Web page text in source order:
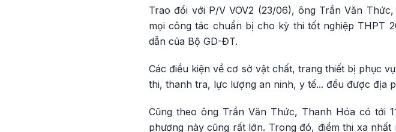
Trao đổi với P/V VOV2 (23/06), ông Trần Văn
mọi công tác chuẩn bị cho kỳ thi tốt nghiệp THPT
dẫn của Bộ GD-ĐT.
Các điều kiện về cơ sở vật chất, trang thiết bị phục
thi, thanh tra, lực lượng an ninh, y tế... đều được địa
Cũng theo ông Trần Văn Thức, Thanh Hóa có tới
phương này cũng rất lớn. Trong đó, điểm thi xa